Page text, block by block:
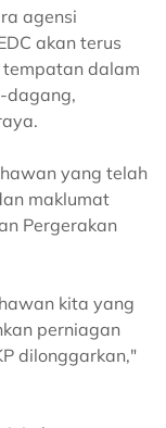
agensi
akan terus
dalam
dagang,
yang telah
maklumat
Pergerakan
kita yang
perniagan
dilonggarkan,"